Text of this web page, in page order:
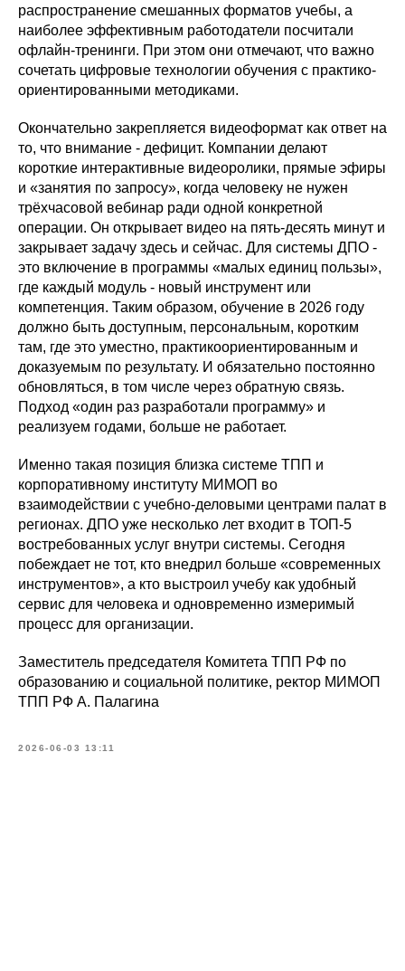
распространение смешанных форматов учебы, а
наиболее эффективным работодатели посчитали
офлайн-тренинги. При этом они отмечают, что важно
сочетать цифровые технологии обучения с практико-
ориентированными методиками.
Окончательно закрепляется видеоформат как ответ на
то, что внимание - дефицит. Компании делают
короткие интерактивные видеоролики, прямые эфиры
и «занятия по запросу», когда человеку не нужен
трёхчасовой вебинар ради одной конкретной
операции. Он открывает видео на пять-десять минут и
закрывает задачу здесь и сейчас. Для системы ДПО -
это включение в программы «малых единиц пользы»,
где каждый модуль - новый инструмент или
компетенция. Таким образом, обучение в 2026 году
должно быть доступным, персональным, коротким
там, где это уместно, практикоориентированным и
доказуемым по результату. И обязательно постоянно
обновляться, в том числе через обратную связь.
Подход «один раз разработали программу» и
реализуем годами, больше не работает.
Именно такая позиция близка системе ТПП и
корпоративному институту МИМОП во
взаимодействии с учебно-деловыми центрами палат в
регионах. ДПО уже несколько лет входит в ТОП-5
востребованных услуг внутри системы. Сегодня
побеждает не тот, кто внедрил больше «современных
инструментов», а кто выстроил учебу как удобный
сервис для человека и одновременно измеримый
процесс для организации.
Заместитель председателя Комитета ТПП РФ по
образованию и социальной политике, ректор МИМОП
ТПП РФ А. Палагина
2026-06-03 13:11